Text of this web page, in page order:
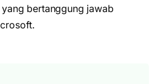
bertanggung jawab